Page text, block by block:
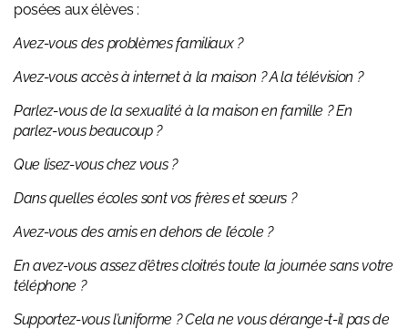
posées aux élèves :
Avez-vous des problèmes familiaux ?
Avez-vous accès à internet à la maison ? A la télévision ?
Parlez-vousde la sexualité à la maison en famille ? En
parlez-vous beaucoup ?
Que lisez-vous chez vous ?
Dans quelles écoles sont vos frères et sœurs ?
Avez-vous des amis en dehors de l’école ?
En avez-vous assez d’êtres cloitrés toute la journée sans votre
téléphone ?
Supportez-vous l’uniforme ? Cela ne vous dérange-t-il pas de